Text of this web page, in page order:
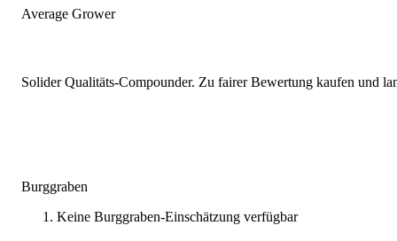
Average Grower
Solider Qualitäts-Compounder. Zu fairer Bewertung kaufen und
Burggraben
Keine Burggraben-Einschätzung verfügbar